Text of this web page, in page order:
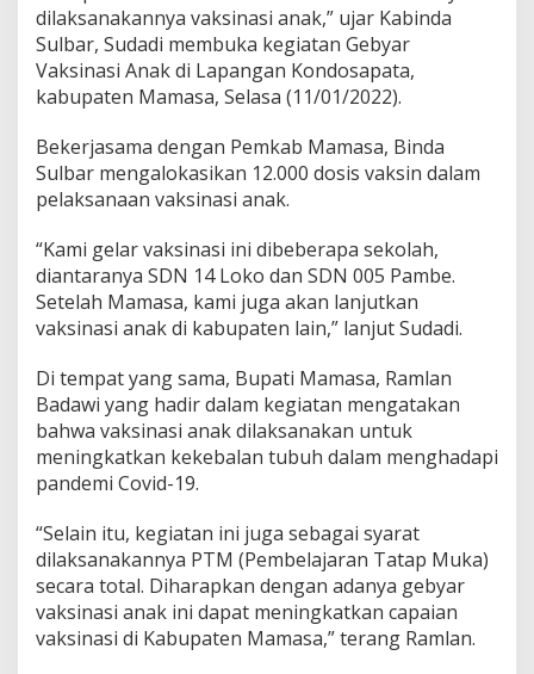
u
p
t
e
M
a
a
a
dilaksanakannya vaksinasi anak,” ujar Kabinda
Sulbar, Sudadi membuka kegiatan Gebyar
Vaksinasi Anak di Lapangan Kondosapata,
kabupaten Mamasa, Selasa (11/01/2022).
Bekerjasama dengan Pemkab Mamasa, Binda
Sulbar mengalokasikan 12.000 dosis vaksin dalam
pelaksanaan vaksinasi anak.
“Kami gelar vaksinasi ini dibeberapa sekolah,
diantaranya SDN 14 Loko dan SDN 005 Pambe.
Setelah Mamasa, kami juga akan lanjutkan
vaksinasi anak di kabupaten lain,” lanjut Sudadi.
Di tempat yang sama, Bupati Mamasa, Ramlan
Badawi yang hadir dalam kegiatan mengatakan
bahwa vaksinasi anak dilaksanakan untuk
meningkatkan kekebalan tubuh dalam menghadapi
pandemi Covid-19.
“Selain itu, kegiatan ini juga sebagai syarat
dilaksanakannya PTM (Pembelajaran Tatap Muka)
secara total. Diharapkan dengan adanya gebyar
vaksinasi anak ini dapat meningkatkan capaian
vaksinasi di Kabupaten Mamasa,” terang Ramlan.